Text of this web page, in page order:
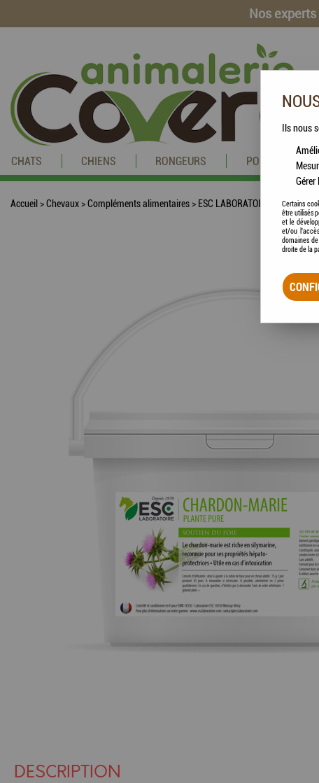
Nos
CHATS CHIENS RONGEURS POISSONS
Accueil >Chevaux>Compléments alimentaires> ESC LABORATOIRE -
DESCRIPTION
Ils nous
Certains
être utilisés
et le
et/ou
domaines
droite de la